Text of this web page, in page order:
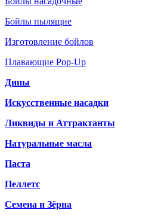
Бойлы пылящие
Изготовление бойлов
Плавающие Pop-Up
Дипы
Искусственные насадки
Ликвиды и Аттрактанты
Натуральные масла
Паста
Пеллетс
Семена и Зёрна